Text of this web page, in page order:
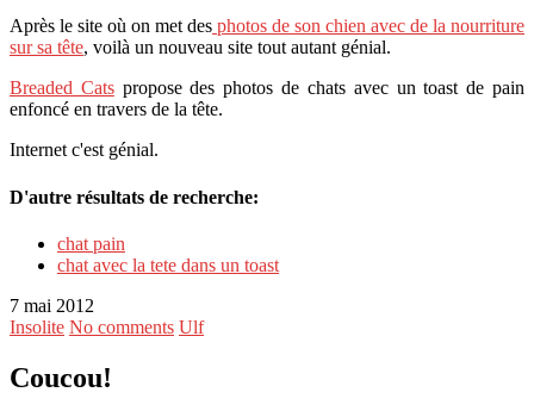
Après le site où on met des photos de son chien avec de la nourriture
sur sa tête, voilà un nouveau site tout autant génial.
Breaded Catspropose des photos de chats avec un toast de pain
enfoncé en travers de la tête.
Internet c'est génial.
D'autre résultats de recherche:
chat pain
chat avec la tete dans un toast
7 mai 2012
Insolite No comments Ulf
Coucou!